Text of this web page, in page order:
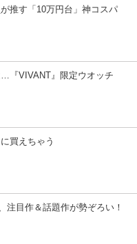
推す「10万円台」神コスパ
『VIVANT』限定ウオッチ
買えちゃう
注目作＆話題作が勢ぞろい！